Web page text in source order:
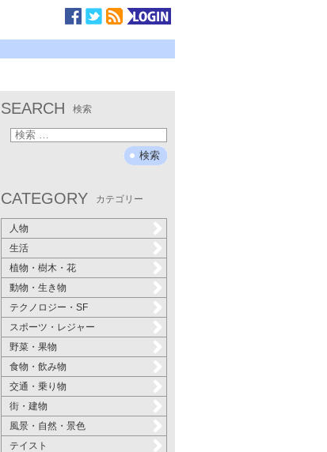
SEARCH 検索
CATEGORY カテゴリー
人物
生活
植物・樹木・花
動物・生き物
テクノロジー・SF
スポーツ・レジャー
野菜・果物
食物・飲み物
交通・乗り物
街・建物
風景・自然・景色
テイスト